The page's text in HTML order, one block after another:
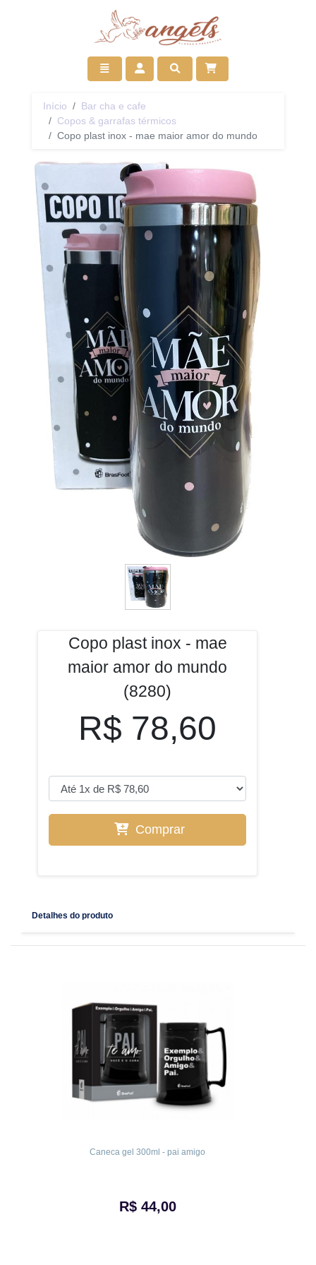
Toggle navigation
Acessar Pesquisar
Início
Bar cha e cafe
Copos & garrafas térmicos
Copo plast inox - mae maior amor do mundo
Copo plast inox - mae
maior amor do mundo
(8280)
R$ 78,60
Comprar
Detalhes do produto
Caneca gel 300ml - pai amigo
R$ 44,00